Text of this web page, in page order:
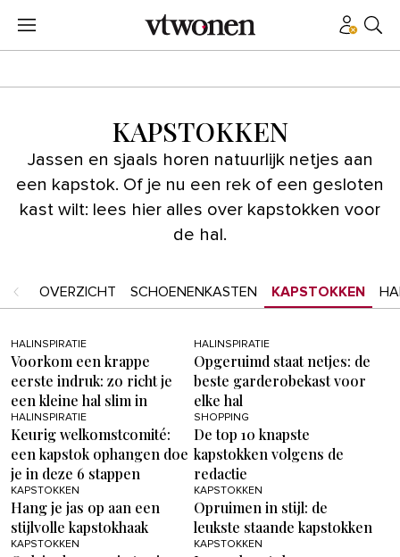
KAPSTOKKEN
Jassen en sjaals horen natuurlijk netjes aan
een kapstok. Of je nu een rek of een gesloten
kast wilt: lees hier alles over kapstokken voor
de hal.
OVERZICHT SCHOENENKASTEN KAPSTOKKEN
HALINSPIRATIE
Voorkom een krappe
eerste indruk: zo richt je
een kleine hal slim in
HALINSPIRATIE
Opgeruimd staat netjes: de
beste garderobekast voor
elke hal
HALINSPIRATIE
Keurig welkomstcomité:
een kapstok ophangen doe
je in deze 6 stappen
SHOPPING
De top 10 knapste
kapstokken volgens de
redactie
KAPSTOKKEN
Hang je jas op aan een
stijlvolle kapstokhaak
KAPSTOKKEN
Opruimen in stijl: de
leukste staande kapstokken
KAPSTOKKEN KAPSTOKKEN